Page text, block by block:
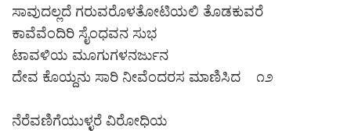
ಸಾವುದಲ್ಲದೆ ಗರುವರೊಳತೋಟಿಯಲಿ ತೊಡಕುವರೆ
ಕಾವೆವೆಂದಿರಿ ಸೈಂಧವನ ಸುಭ
ಟಾವಳಿಯ ಮೂಗುಗಳನರ್ಜುನ
ದೇವ ಕೊಯ್ದನು ಸಾರಿ ನೀವೆಂದರಸ ಮಾಣಿಸಿದ ೧೨
ನೆರೆವಣಿಗೆಯುಳ್ಳರೆ ವಿರೋಧಿಯ